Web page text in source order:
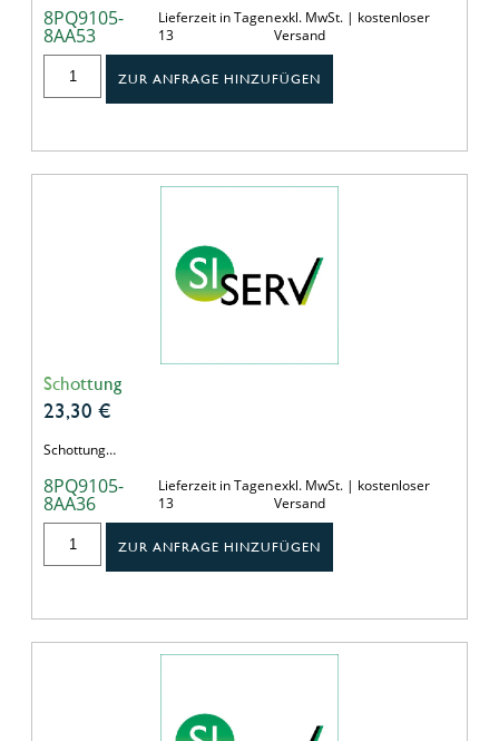
8PQ9105-
8AA53
Lieferzeit in Tagen
13
exkl. MwSt. | kostenloser
Versand
ZUR ANFRAGE HINZUFÜGEN
Schottung
23,30 €
Schottung…
8PQ9105-
8AA36
Lieferzeit in Tagen
13
exkl. MwSt. | kostenloser
Versand
ZUR ANFRAGE HINZUFÜGEN